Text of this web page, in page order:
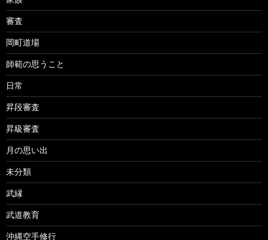
審査
岡町道場
師範の思うこと
日常
昇段審査
昇級審査
月の思い出
未分類
武縁
武道教育
沖縄空手修行